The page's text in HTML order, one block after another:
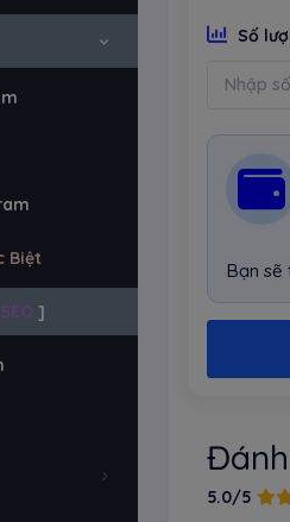
Biệt
SEO ]
Số
Bạn sẽ
5.0/5